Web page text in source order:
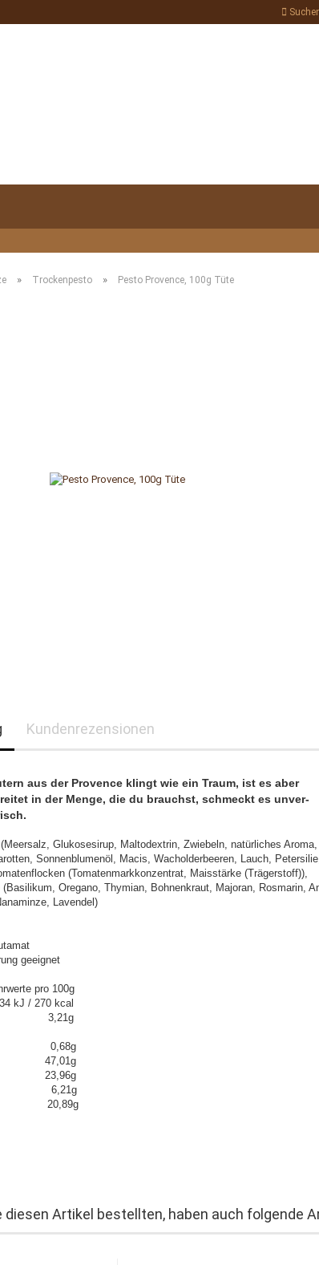
» Trockenpesto » Pesto Provence, 100g Tüte
Kundenrezensionen
aus der Provence klingt wie ein Traum, ist es aber
in der Menge, die du brauchst, schmeckt es unver-
Glukosesirup, Maltodextrin, Zwiebeln, natürliches Aroma,
Sonnenblumenöl, Macis, Wacholderbeeren, Lauch,
(Tomatenmarkkonzentrat, Maisstärke (Trägerstoff)),
(Basilikum, Oregano, Thymian, Bohnenkraut, Majoran, Rosmarin,
Lavendel)
geeignet
pro 100g
/ 270 kcal
0,68g
47,01g
23,96g
diesen Artikel bestellten, haben auch folgende